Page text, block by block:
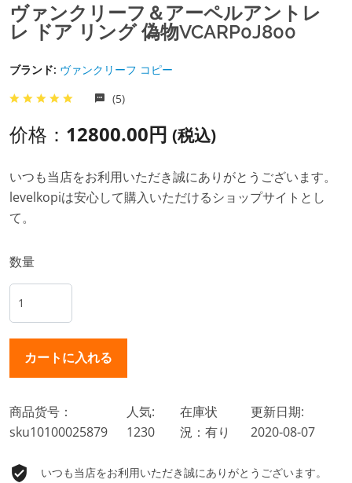
ヴァンクリーフ＆アーペルアントレ
レ ドア リング 偽物VCARP0J800
ブランド: ヴァンクリーフ コピー
(5)
价格： 12800.00円 (税込)
いつも当店をお利用いただき誠にありがとうございます。
levelkopiは安心して購入いただけるショップサイトとし
て。
数量
商品货号：
sku10100025879
人気:
1230
在庫状
況：有り
更新日期:
2020-08-07
いつも当店をお利用いただき誠にありがとうございます。